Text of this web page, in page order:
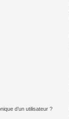
d’un utilisateur ?